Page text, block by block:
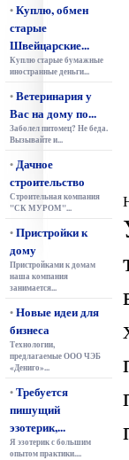
•Куплю, обмен
старые
Швейцарские...
Куплю старые бумажные
иностранные деньги...
•Ветеринария у
Вас на дому по...
Заболел питомец? Не беда.
Вызывайте и...
•Дачное
строительство
Строительная компания
"СК МУРОМ"...
•Пристройки к
дому
Пристройками к домам
наша компания
занимается...
•Новые идеи для
бизнеса
Технологии,
предлагаемые ООО ЧЭБ
«Дениго»...
•Требуется
пишущий
эзотерик,...
Я эзотерик с большим
опытом практики....